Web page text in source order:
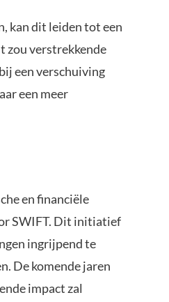
kan dit leiden tot een
zou verstrekkende
een verschuiving
een meer
en financiële
SWIFT. Dit initiatief
ingrijpend te
De komende jaren
impact zal